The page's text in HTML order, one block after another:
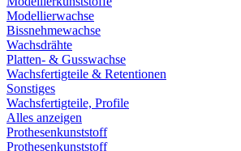
Modellierwachse
Bissnehmewachse
Wachsdrähte
Platten- & Gusswachse
Wachsfertigteile & Retentionen
Sonstiges
Wachsfertigteile, Profile
Alles anzeigen
Prothesenkunststoff
Prothesenkunststoff